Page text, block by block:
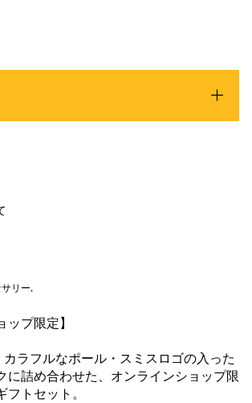
リー.
ップ限定】
ラフルなポール・スミスロゴの入った
に詰め合わせた、オンラインショップ限
トセット。